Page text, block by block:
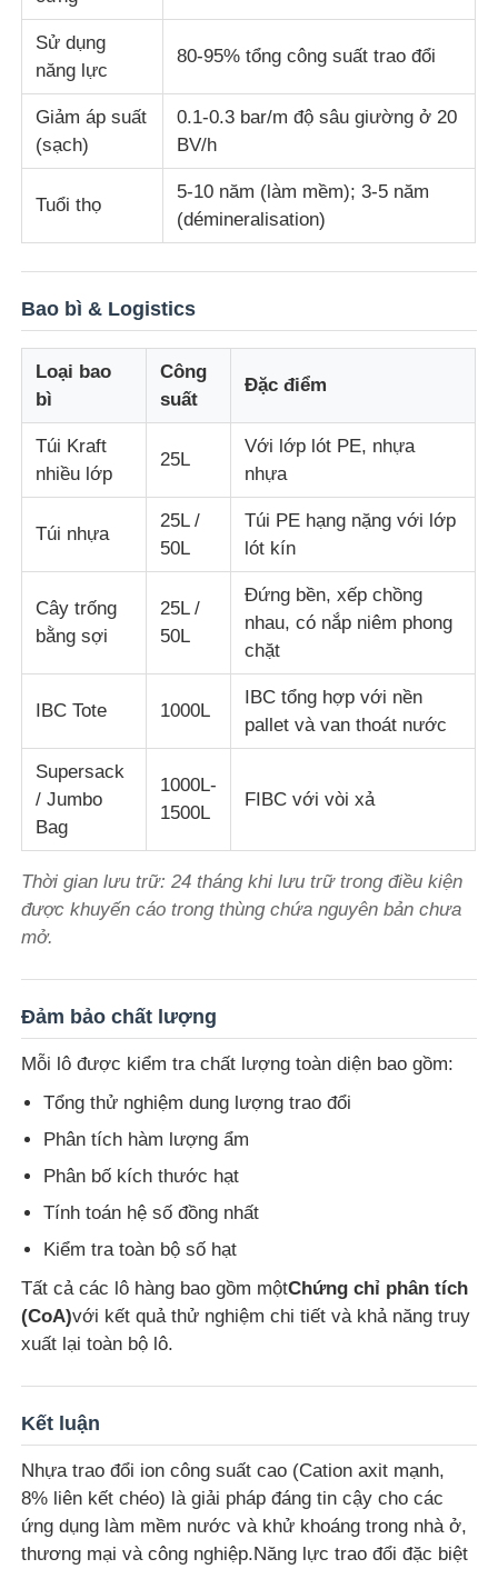
Sử dụng
năng lực
80-95% tổng công suất trao đổi
Giảm áp suất
(sạch)
0.1-0.3 bar/m độ sâu giường ở 20
BV/h
Tuổi thọ
5-10 năm (làm mềm); 3-5 năm
(démineralisation)
Bao bì & Logistics
Loại bao
bì
Công
suất
Đặc điểm
Túi Kraft
nhiều lớp
25L
Với lớp lót PE, nhựa
nhựa
Túi nhựa
25L /
50L
Túi PE hạng nặng với lớp
lót kín
Cây trống
bằng sợi
25L /
50L
Đứng bền, xếp chồng
nhau, có nắp niêm phong
chặt
IBC Tote 1000L
IBC tổng hợp với nền
pallet và van thoát nước
Supersack
/ Jumbo
Bag
1000L-
1500L
FIBC với vòi xả
Thời gian lưu trữ: 24 tháng khi lưu trữ trong điều kiện
được khuyến cáo trong thùng chứa nguyên bản chưa
mở.
Đảm bảo chất lượng
Mỗi lô được kiểm tra chất lượng toàn diện bao gồm:
Tổng thử nghiệm dung lượng trao đổi
Phân tích hàm lượng ẩm
Phân bố kích thước hạt
Tính toán hệ số đồng nhất
Kiểm tra toàn bộ số hạt
Tất cả các lô hàng bao gồm mộtChứng chỉ phân tích
(CoA)với kết quả thử nghiệm chi tiết và khả năng truy
xuất lại toàn bộ lô.
Kết luận
Nhựa trao đổi ion công suất cao (Cation axit mạnh,
8% liên kết chéo) là giải pháp đáng tin cậy cho các
ứng dụng làm mềm nước và khử khoáng trong nhà ở,
thương mại và công nghiệp.Năng lực trao đổi đặc biệt